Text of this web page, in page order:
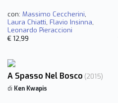
con: Massimo Ceccherini,
Laura Chiatti, Flavio Insinna,
Leonardo Pieraccioni
€ 12,99
A Spasso Nel Bosco (2015)
di Ken Kwapis